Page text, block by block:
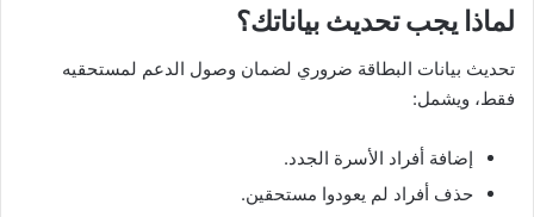
لماذا يجب تحديث بياناتك؟
تحديث بيانات البطاقة ضروري لضمان وصول الدعم لمستحقيه
فقط، ويشمل:
إضافة أفراد الأسرة الجدد.
حذف أفراد لم يعودوا مستحقين.